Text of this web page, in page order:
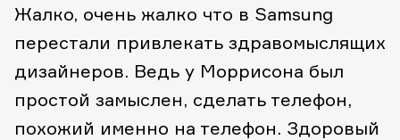
Жалко, очень жалко что в Samsung
перестали привлекать здравомыслящих
дизайнеров. Ведь у Моррисона был
простой замыслен, сделать телефон,
похожий именно на телефон. Здоровый